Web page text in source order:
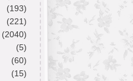
(193)
(221)
(2040)
(5)
(60)
(15)